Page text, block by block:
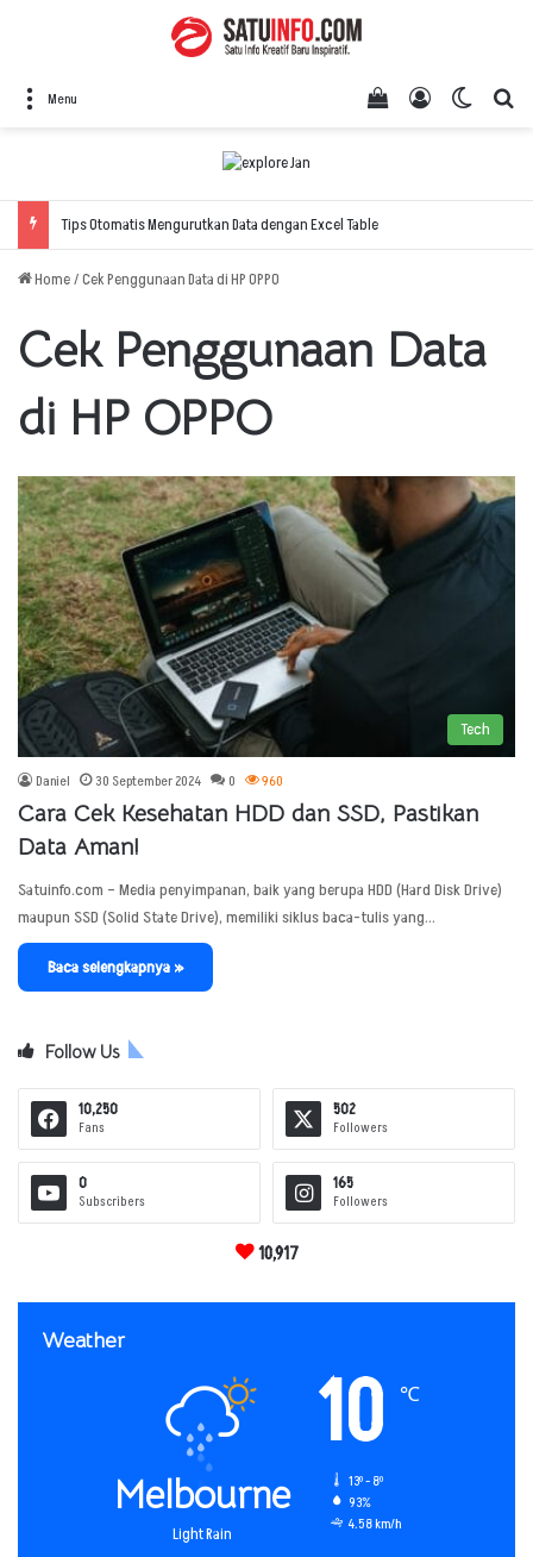
Menu Switch
Log In
View your
Tips Otomatis Mengurutkan Data dengan Excel Table
Home/Cek Penggunaan Data di HP OPPO
Cek Penggunaan Data
di HP OPPO
Tech
Daniel 30 September 2024 0 960
Cara Cek Kesehatan HDD dan SSD, Pastikan
Data Aman!
Satuinfo.com – Media penyimpanan, baik yang berupa HDD (Hard Disk Drive)
maupun SSD (Solid State Drive), memiliki siklus baca-tulis yang…
Baca selengkapnya »
Follow Us
10,250
Fans
502
Followers
0
Subscribers
165
Followers
10,917
Weather
Melbourne
Light Rain
10 ℃
13º - 8º
93%
4.58 km/h